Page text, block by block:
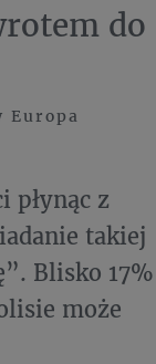
do
Europa
płynąc z
takiej
Blisko 17%
może